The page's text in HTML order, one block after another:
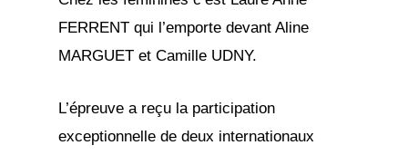
FERRENT qui l’emporte devant Aline
MARGUET et Camille UDNY.
L’épreuve a reçu la participation
exceptionnelle de deux internationaux